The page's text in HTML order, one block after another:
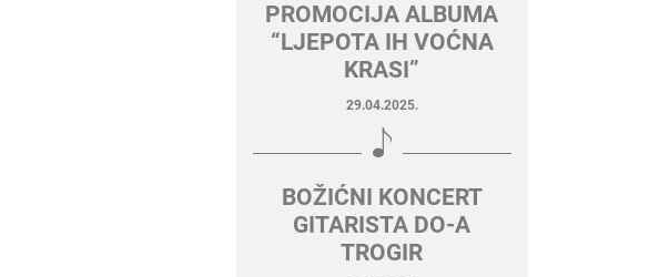
PROMOCIJA ALBUMA
“LJEPOTA IH VOĆNA
KRASI”
29.04.2025.
BOŽIĆNI KONCERT
GITARISTA DO-A
TROGIR